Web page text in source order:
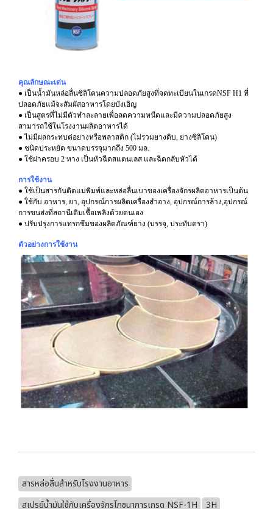
คุณลักษณะเด่น
● เป็นนํ้ามันหล่อลื่นซิลิโคนความปลอดภัยสูงที่จดทะเบียนในเกรดNSF H1 ที่
ปลอดภัยแม้จะสัมผัสอาหารโดยบังเอิญ
● เป็นสูตรที่ไม่มีตัวทำละลายเพื่อลดความหนืดและมีความปลอดภัยสูง
สามารถใช้ในโรงงานผลิตอาหารได้
● ไม่มีผลกระทบต่อยางหรือพลาสติก (ไม่รวมยางดิบ, ยางซิลิโคน)
● ชนิดประหยัด ขนาดบรรจุมากถึง 500 มล.
● ใช้ฝาครอบ 2 ทาง เป็นหัวฉีดสแตนเลส และฉีดกลับหัวได้
การใช้งาน
● ใช้เป็นสารกันติดแม่พิมพ์และหล่อลื่นเบาของเครื่องจักรผลิตอาหารเป็นต้น
● ใช้กับ อาหาร, ยา, อุปกรณ์การผลิตเครื่องสำอาง, อุปกรณ์การล้าง,อุปกรณ์
การขนส่งที่สถานีเติมเชื้อเพลิงด้วยตนเอง
● ปรับปรุงการแทรกซึมของผลิตภัณฑ์ยาง (บรรจุ, ประทับตรา)
ตัวอย่างการใช้งาน
สารหล่อลื่นสำหรับโรงงานอาหาร
สเปรย์น้ำมันใช้กับเครื่องจักรโภชนาการเกรด NSF-1H
3H